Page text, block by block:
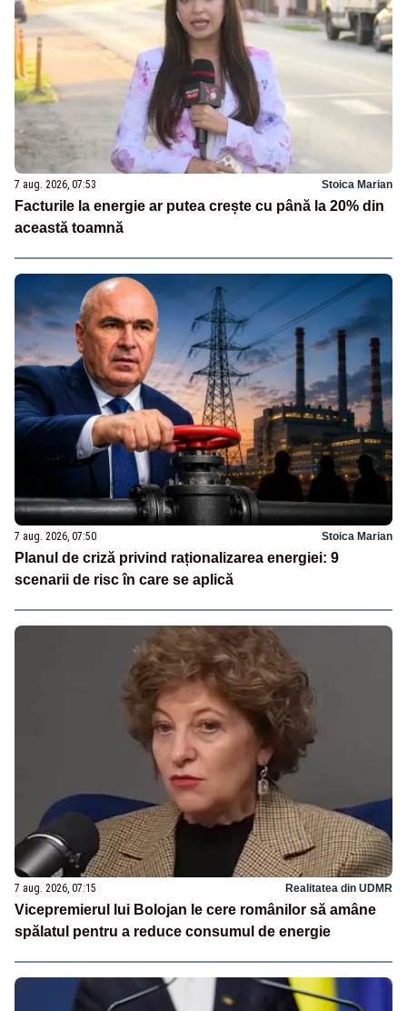
7 aug. 2026, 07:53 Stoica Marian
Facturile la energie ar putea crește cu până la 20% din
această toamnă
7 aug. 2026, 07:50 Stoica Marian
Planul de criză privind raționalizarea energiei: 9
scenarii de risc în care se aplică
7 aug. 2026, 07:15 Realitatea din UDMR
Vicepremierul lui Bolojan le cere românilor să amâne
spălatul pentru a reduce consumul de energie